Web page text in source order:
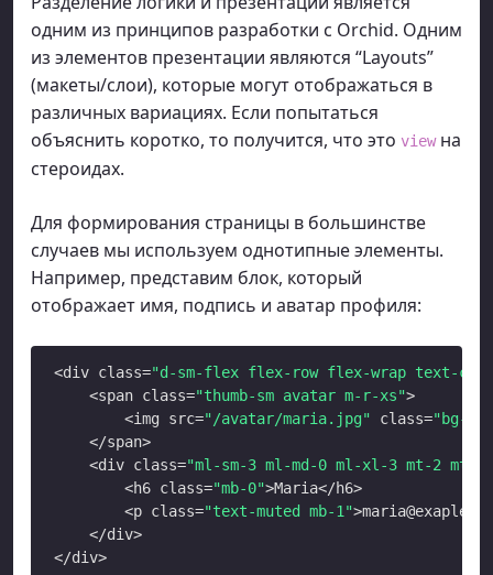
одним из принципов разработки с Orchid. Одним
из элементов презентации являются “Layouts”
(макеты/слои), которые могут отображаться в
различных вариациях. Если попытаться
объяснить коротко, то получится, что это viewна
стероидах.
Для формирования страницы в большинстве
случаев мы используем однотипные элементы.
Например, представим блок, который
отображает имя, подпись и аватар профиля:
<div class="d-sm-flex flex-row flex-wrap text-
	<span class=
"thumb-sm avatar m-r-xs">
        <img src=
"/avatar/maria.jpg" class="bg-
    </span>
    <div class=
"ml-sm-3 ml-md-0 ml-xl-3 mt-2 mt-
        <h6 class=
"mb-0">Maria</h6>
        <p class=
"text-muted mb-1">maria@exaple
    </div>